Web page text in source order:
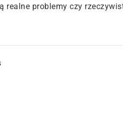
realne problemy czy